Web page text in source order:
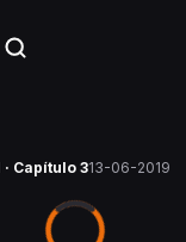
· Capítulo 313-06-2019